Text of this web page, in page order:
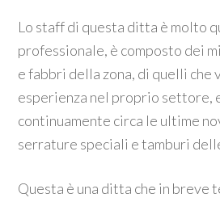
Lo staff di questa ditta è molto
professionale, è composto dei
e fabbri della zona, di quelli che
esperienza nel proprio settore,
continuamente circa le ultime
serrature speciali e tamburi
Questa è una ditta che in breve